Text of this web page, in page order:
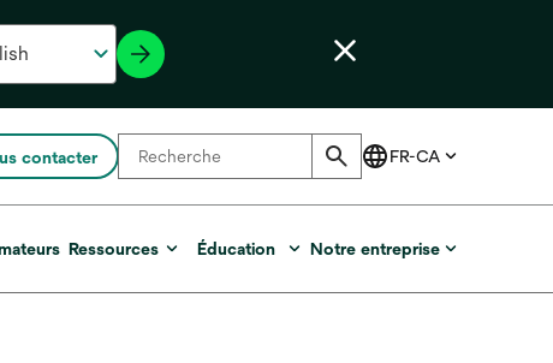
contacter
Ressources Éducation Notre entreprise